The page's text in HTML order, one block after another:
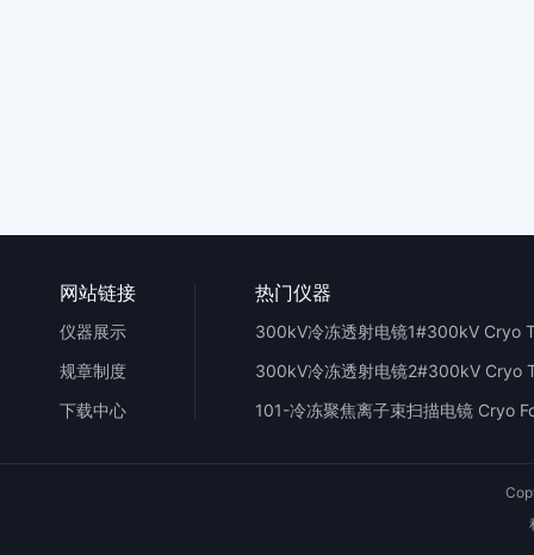
网站链接
仪器展示
规章制度
下载中心
热门仪器